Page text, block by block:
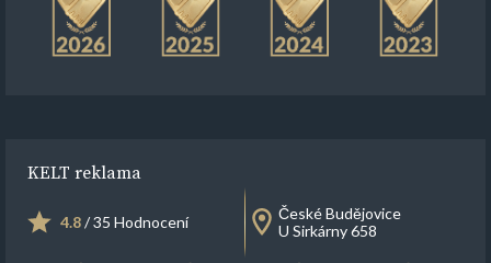
KELT reklama
4.8/ 35 Hodnocení
České Budějovice
U Sirkárny 658